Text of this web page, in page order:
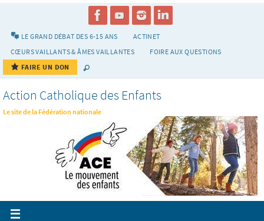
LE GRAND DÉBAT DES 6-15 ANS
ACTINET
CŒURS VAILLANTS & ÂMES VAILLANTES
FOIRE AUX QUESTIONS
FAIRE UN DON
Action Catholique des Enfants
Le site de la Fédération nationale